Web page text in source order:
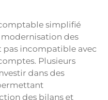
simplifié
modernisation des
pas incompatible avec
Plusieurs
dans des
des bilans et